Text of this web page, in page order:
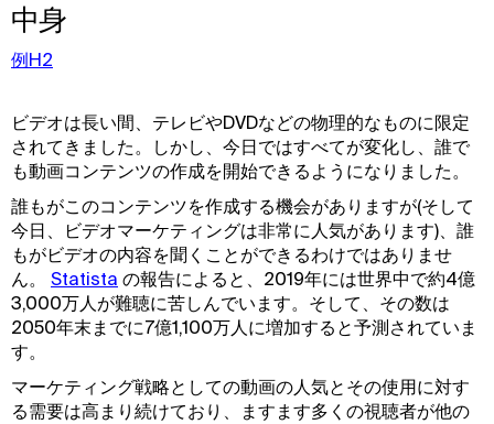
中身
例H2
ビデオは長い間、テレビやDVDなどの物理的なものに限定
されてきました。しかし、今日ではすべてが変化し、誰で
も動画コンテンツの作成を開始できるようになりました。
誰もがこのコンテンツを作成する機会がありますが(そして
今日、ビデオマーケティングは非常に人気があります)、誰
もがビデオの内容を聞くことができるわけではありませ
ん。 Statista の報告によると、2019年には世界中で約4億
3,000万人が難聴に苦しんでいます。そして、その数は
2050年末までに7億1,100万人に増加すると予測されていま
す。
マーケティング戦略としての動画の人気とその使用に対す
る需要は高まり続けており、ますます多くの視聴者が他の